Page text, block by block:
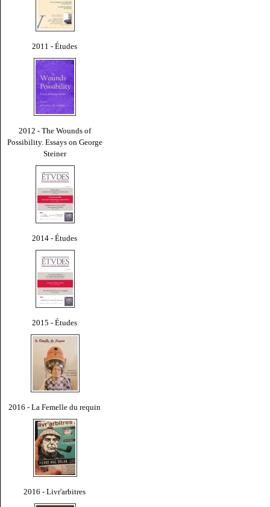
2011 - Études
2012 - The Wounds of
Possibility. Essays on George
Steiner
2014 - Études
2015 - Études
2016 - La Femelle du requin
2016 - Livr'arbitres